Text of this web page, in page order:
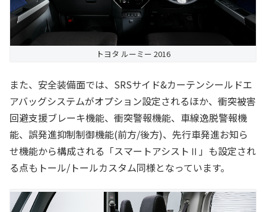
トヨタ ルーミー 2016
また、安全装備面では、SRSサイド&カーテンシールドエ
アバッグシステムがオプション設定されるほか、衝突被害
回避支援ブレーキ機能、衝突警報機能、車線逸脱警報機
能、誤発進抑制制御機能(前方/後方)、先行車発進お知ら
せ機能から構成される「スマートアシストⅡ」も設定され
る点もトール/トールカスタム同様となっています。